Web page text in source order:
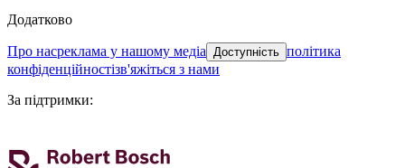
Додатково
про насреклама у нашому медіа Доступність політика
конфіденційностізв'яжіться з нами
За підтримки: